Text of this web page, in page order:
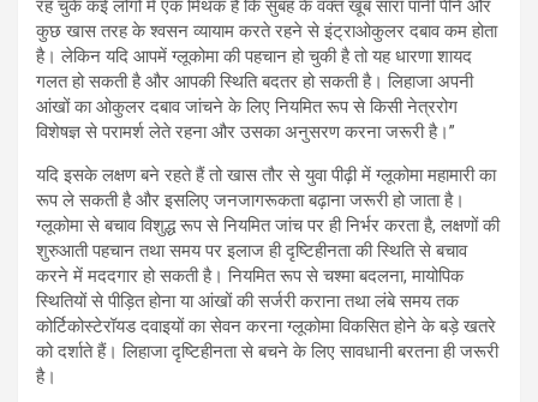
रह चुके कई लोगों में एक मिथक है कि सुबह के वक्त खूब सारा पानी पीने और
कुछ खास तरह के श्वसन व्यायाम करते रहने से इंट्राओकुलर दबाव कम होता
है। लेकिन यदि आपमें ग्लूकोमा की पहचान हो चुकी है तो यह धारणा शायद
गलत हो सकती है और आपकी स्थिति बदतर हो सकती है। लिहाजा अपनी
आंखों का ओकुलर दबाव जांचने के लिए नियमित रूप से किसी नेत्ररोग
विशेषज्ञ से परामर्श लेते रहना और उसका अनुसरण करना जरूरी है।”
यदि इसके लक्षण बने रहते हैं तो खास तौर से युवा पीढ़ी में ग्लूकोमा महामारी का
रूप ले सकती है और इसलिए जनजागरूकता बढ़ाना जरूरी हो जाता है।
ग्लूकोमा से बचाव विशुद्ध रूप से नियमित जांच पर ही निर्भर करता है, लक्षणों की
शुरुआती पहचान तथा समय पर इलाज ही दृष्टिहीनता की स्थिति से बचाव
करने में मददगार हो सकती है। नियमित रूप से चश्मा बदलना, मायोपिक
स्थितियों से पीड़ित होना या आंखों की सर्जरी कराना तथा लंबे समय तक
कोर्टिकोस्टेरॉयड दवाइयों का सेवन करना ग्लूकोमा विकसित होने के बड़े खतरे
को दर्शाते हैं। लिहाजा दृष्टिहीनता से बचने के लिए सावधानी बरतना ही जरूरी
है।